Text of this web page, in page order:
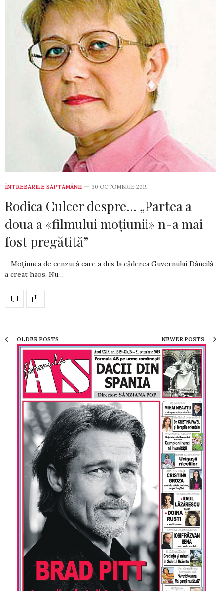
ÎNTREBĂRILE SĂPTĂMÂNII 30 OCTOMBRIE 2019
Rodica Culcer despre… „Partea a
doua a «filmului moțiunii» n-a mai
fost pregătită”
– Moțiunea de cenzură care a dus la căderea Gu­ver­nului Dăncilă
a creat haos. Nu…
OLDER POSTS NEWER POSTS